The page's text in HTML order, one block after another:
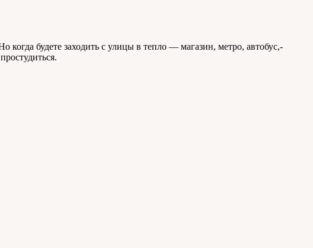
будете заходить с улицы в тепло — магазин, метро, автобус,-